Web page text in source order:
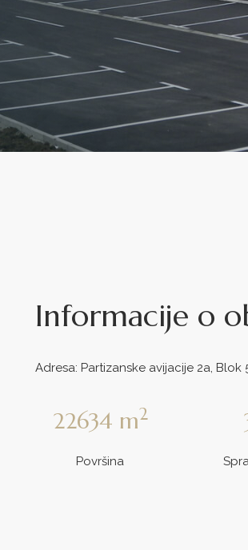
Informacije o
Adresa: Partizanske avijacije 2a, Blok
22634 m2
Površina